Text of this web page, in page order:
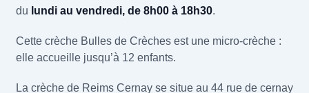
du lundi au vendredi, de 8h00 à 18h30.
Cette crèche Bulles de Crèches est une micro-crèche :
elle accueille jusqu’à 12 enfants.
La crèche de Reims Cernay se situe au 44 rue de cernay